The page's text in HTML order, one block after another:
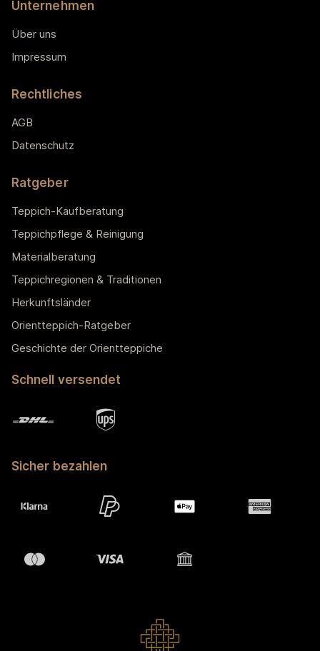
Unternehmen
Über uns
Impressum
Rechtliches
AGB
Datenschutz
Ratgeber
Teppich-Kaufberatung
Teppichpflege & Reinigung
Materialberatung
Teppichregionen & Traditionen
Herkunftsländer
Orientteppich-Ratgeber
Geschichte der Orientteppiche
Schnell versendet
Sicher bezahlen